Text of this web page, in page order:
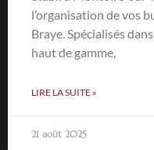
l’organisation de vos
Braye. Spécialisés
haut de gamme,
LIRE LA SUITE »
21 août 2025